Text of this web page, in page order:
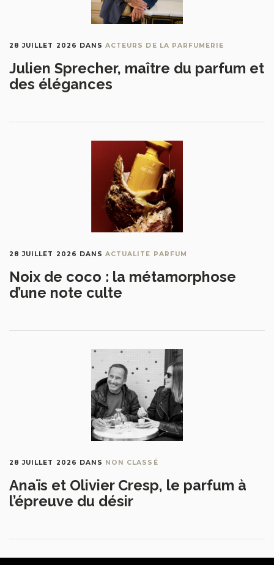
28 JUILLET 2026 DANSACTEURS DE LA PARFUMERIE
Julien Sprecher, maître du parfum et
des élégances
28 JUILLET 2026 DANSACTUALITE PARFUM
Noix de coco : la métamorphose
d’une note culte
28 JUILLET 2026 DANS NON CLASSÉ
Anaïs et Olivier Cresp, le parfum à
l’épreuve du désir